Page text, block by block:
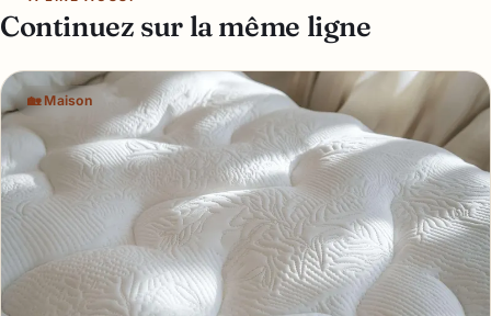
Continuez sur la même ligne
🏡 Maison